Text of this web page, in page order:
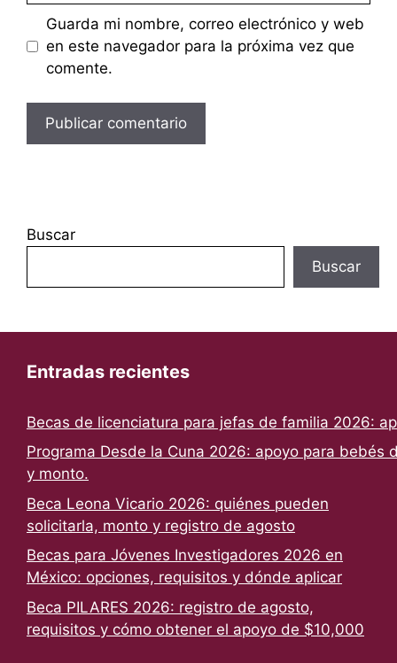
Guarda mi nombre, correo electrónico y web
en este navegador para la próxima vez que
comente.
Buscar
Buscar
Entradas recientes
Becas de licenciatura para jefas de familia 2026:
Programa Desde la Cuna 2026: apoyo para bebés
y monto.
Beca Leona Vicario 2026: quiénes pueden
solicitarla, monto y registro de agosto
Becas para Jóvenes Investigadores 2026 en
México: opciones, requisitos y dónde aplicar
Beca PILARES 2026: registro de agosto,
requisitos y cómo obtener el apoyo de $10,000